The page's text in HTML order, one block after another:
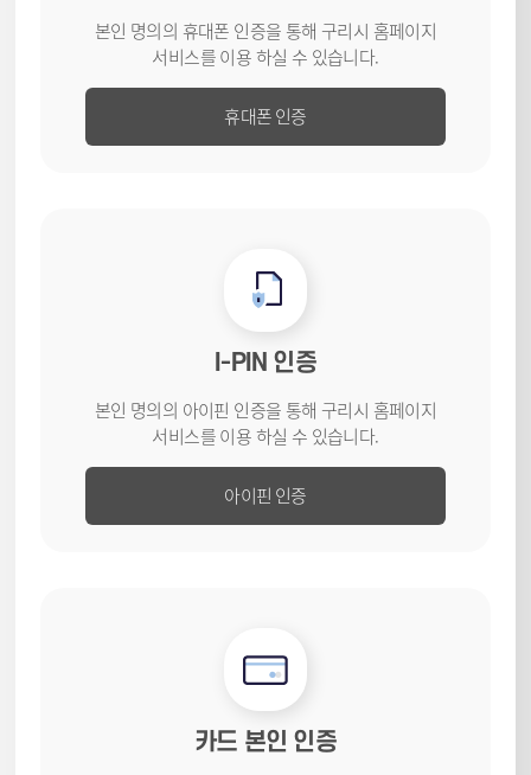
본인 명의의 휴대폰 인증을 통해 구리시 홈페이지
서비스를이용 하실 수 있습니다.
휴대폰 인증
I-PIN 인증
본인 명의의 아이핀 인증을 통해 구리시 홈페이지
서비스를이용 하실 수 있습니다.
아이핀 인증
카드 본인 인증